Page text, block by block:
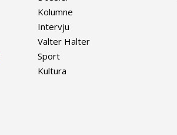
Kolumne
Intervju
Valter Halter
Sport
Kultura